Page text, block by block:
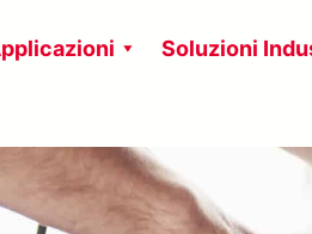
Soluzioni